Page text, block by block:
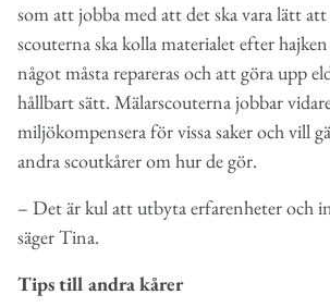
som att jobba med att det ska vara lätt
scouterna ska kolla materialet efter
något måsta repareras och att göra upp
hållbart sätt. Mälarscouterna jobbar
miljökompensera för vissa saker och vill
andra scoutkårer om hur de gör.
– Det är kul att utbyta erfarenheter och
säger Tina.
Tips till andra kårer